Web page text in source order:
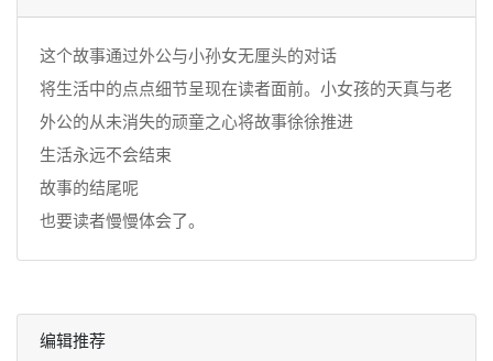
这个故事通过外公与小孙女无厘头的对话
将生活中的点点细节呈现在读者面前。小女孩的天真与老
外公的从未消失的顽童之心将故事徐徐推进
生活永远不会结束
故事的结尾呢
也要读者慢慢体会了。
编辑推荐